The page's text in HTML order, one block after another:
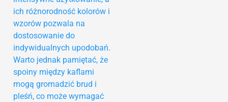
ich różnorodność kolorów i
wzorów pozwala na
dostosowanie do
indywidualnych upodobań.
Warto jednak pamiętać, że
spoiny między kaflami
mogą gromadzić brud i
pleśń, co może wymagać